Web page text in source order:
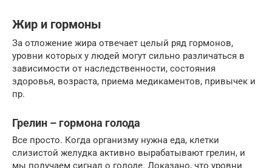
Жир и гормоны
За отложение жира отвечает целый ряд гормонов,
уровни которых у людей могут сильно различаться в
зависимости от наследственности, состояния
здоровья, возраста, приема медикаментов, привычек и
пр.
Грелин – гормона голода
Все просто. Когда организму нужна еда, клетки
слизистой желудка активно вырабатывают грелин, и
мы получаем сигнал о голоде. Доказано, что уровни